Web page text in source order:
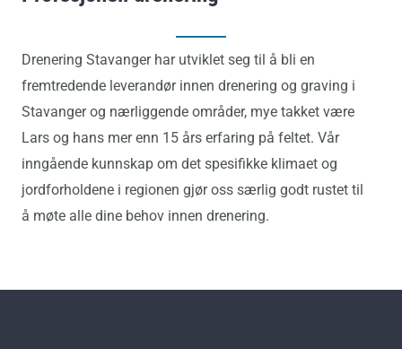
Drenering Stavanger har utviklet seg til å bli en
fremtredende leverandør innen drenering og graving i
Stavanger og nærliggende områder, mye takket være
Lars og hans mer enn 15 års erfaring på feltet. Vår
inngående kunnskap om det spesifikke klimaet og
jordforholdene i regionen gjør oss særlig godt rustet til
å møte alle dine behov innen drenering.